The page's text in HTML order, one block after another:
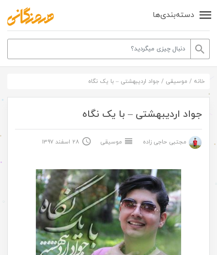
دسته‌بندی‌ها
خانه / موسیقی / جواد اردیبهشتی – با یک نگاه
جواد اردیبهشتی – با یک نگاه
مجتبی حاجی زاده موسیقی ۲۸ اسفند ۱۳۹۷